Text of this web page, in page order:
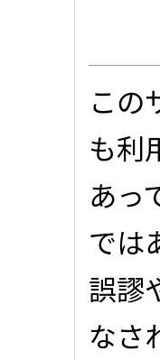
この
も利
あっ
では
誤謬
なさ